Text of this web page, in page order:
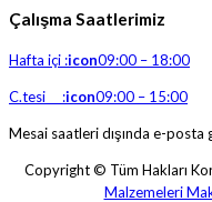
Çalışma Saatlerimiz
Hafta içi :icon09:00 – 18:00
C.tesi :icon09:00 – 15:00
Mesai saatleri dışında e-posta
Copyright © Tüm Hakları
Malzemeleri